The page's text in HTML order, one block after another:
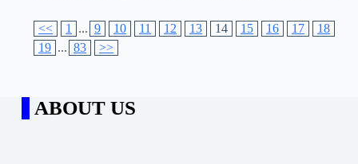
<< 1 ... 9 10 11 12 13 14 15 16 17
18
19 ... 83 >>
ABOUT US